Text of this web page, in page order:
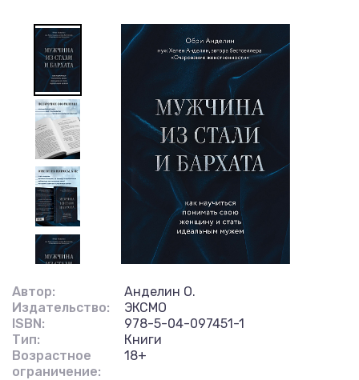
Автор:
Анделин О.
Издательство:
ЭКСМО
ISBN:
978-5-04-097451-1
Тип:
Книги
Возрастное
ограничение:
18+